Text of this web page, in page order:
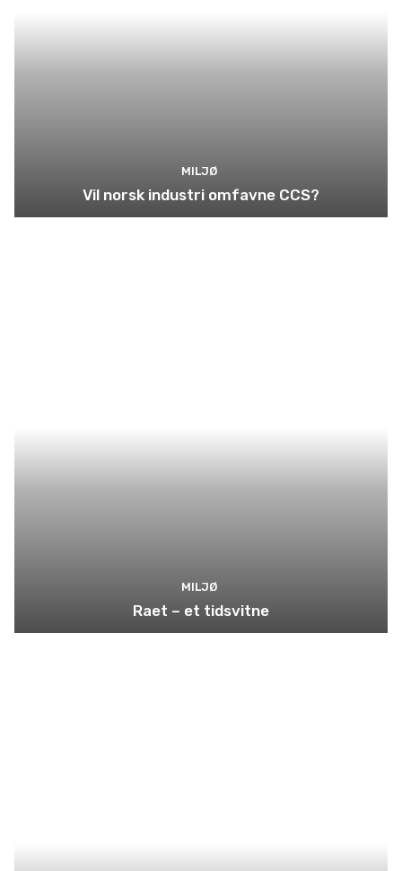
MILJØ
Vil norsk industri omfavne CCS?
MILJØ
Raet – et tidsvitne